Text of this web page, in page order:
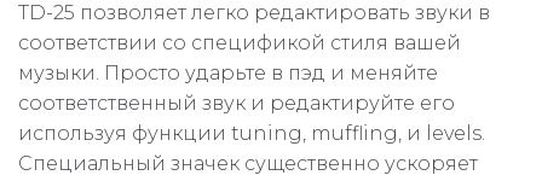
TD-25 позволяет легко редактировать звуки в
соответствии со спецификой стиля вашей
музыки. Просто ударьте в пэд и меняйте
соответственный звук и редактируйте его
используя функции tuning, muffling, и levels.
Специальный значек существенно ускоряет